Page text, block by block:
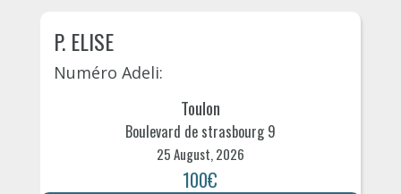
P. ELISE
Numéro Adeli:
Toulon
Boulevard de strasbourg 9
25 August, 2026
100€